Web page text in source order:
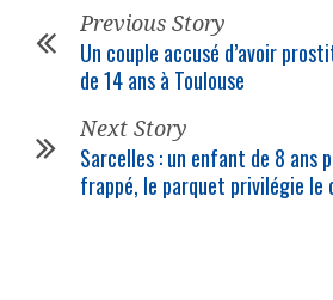
Previous Story
Un couple accusé d’avoir
de 14 ans à Toulouse
Next Story
Sarcelles : un enfant de 8 ans
frappé, le parquet privilégie le